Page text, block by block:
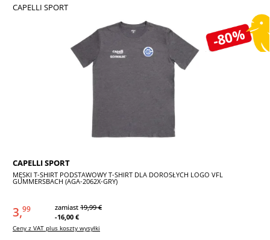
-80%
CAPELLI SPORT
MĘSKI T-SHIRT PODSTAWOWY T-SHIRT DLA DOROSŁYCH LOGO VFL
GUMMERSBACH (AGA-2062X-GRY)
CAPELLI SPORT
3,99 zamiast 19,99 €
-16,00 €
Ceny z VAT plus koszty wysyłki